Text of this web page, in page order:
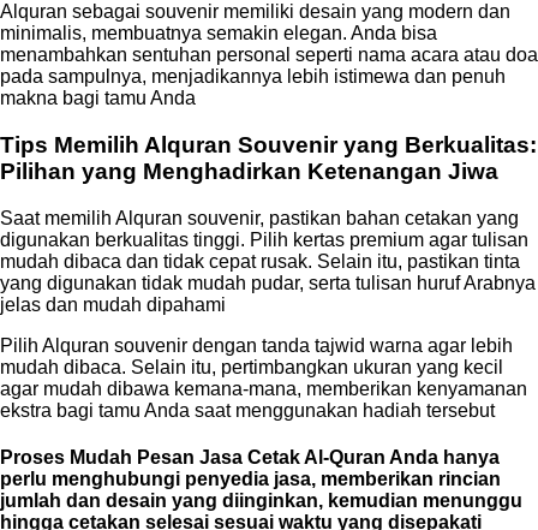
Alquran sebagai souvenir memiliki desain yang modern dan
minimalis, membuatnya semakin elegan. Anda bisa
menambahkan sentuhan personal seperti nama acara atau doa
pada sampulnya, menjadikannya lebih istimewa dan penuh
makna bagi tamu Anda
Tips Memilih Alquran Souvenir yang Berkualitas:
Pilihan yang Menghadirkan Ketenangan Jiwa
Saat memilih Alquran souvenir, pastikan bahan cetakan yang
digunakan berkualitas tinggi. Pilih kertas premium agar tulisan
mudah dibaca dan tidak cepat rusak. Selain itu, pastikan tinta
yang digunakan tidak mudah pudar, serta tulisan huruf Arabnya
jelas dan mudah dipahami
Pilih Alquran souvenir dengan tanda tajwid warna agar lebih
mudah dibaca. Selain itu, pertimbangkan ukuran yang kecil
agar mudah dibawa kemana-mana, memberikan kenyamanan
ekstra bagi tamu Anda saat menggunakan hadiah tersebut
Proses Mudah Pesan Jasa Cetak Al-Quran Anda hanya
perlu menghubungi penyedia jasa, memberikan rincian
jumlah dan desain yang diinginkan, kemudian menunggu
hingga cetakan selesai sesuai waktu yang disepakati